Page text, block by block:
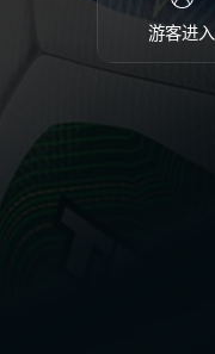
游客进入